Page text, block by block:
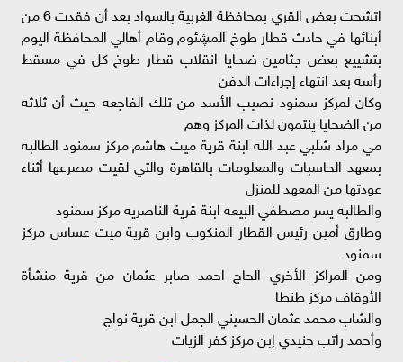
اتشحت بعض القري بمحافظة الغربية بالسواد بعد أن فقدت 6 من
أبنائها في حادث قطار طوخ المڜئوم وقام أهالي المحافظة اليوم
بتشييع بعض جثامين ضحايا انقلاب قطار طوخ كل في مسقط
رأسه بعد انتهاء إجراءات الدفن
وكان لمركز سمنود نصيب الأسد من تلك الفاجعه حيث أن ثلاثه
من الضحايا ينتمون لذات المركز وهم
مي مراد شلبي عبد الله ابنة قرية ميت هاشم مركز سمنود الطالبه
بمعهد الحاسبات والمعلومات بالقاهرة والتي لقيت مصرعها أثناء
عودتها من المعهد للمنزل
والطالبه يسر مصطفي البيعه ابنة قرية الناصريه مركز سمنود
وطارق أمين رئيس القطار المنكوب وابن قرية ميت عساس مركز
سمنود
ومن المراكز الأخري الحاج احمد صابر عثمان من قرية منشأة
الأوقاف مركز طنطا
والشاب محمد عثمان الحسيني الجمل ابن قرية نواج
وأحمد راتب جنيدي إبن مركز كفر الزيات